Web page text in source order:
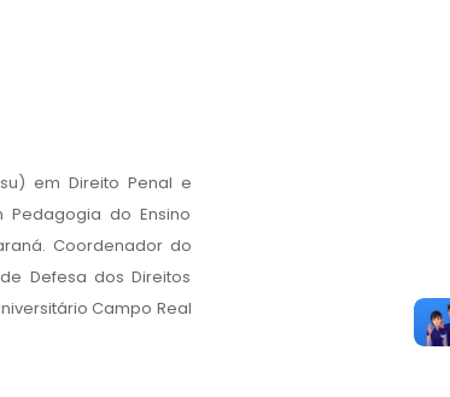
em Direito Penal e
Pedagogia do Ensino
Coordenador do
Defesa dos Direitos
Campo Real